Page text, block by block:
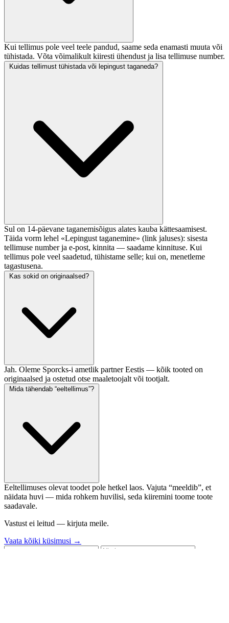
Kui tellimus pole veel teele pandud, saame seda enamasti muuta või
tühistada. Võta võimalikult kiiresti ühendust ja lisa tellimuse number.
Kuidas tellimust tühistada või lepingust taganeda?
Sul on 14-päevane taganemisõigus alates kauba kättesaamisest.
Täida vorm lehel «Lepingust taganemine» (link jaluses): sisesta
tellimuse number ja e-post, kinnita — saadame kinnituse. Kui
tellimus pole veel saadetud, tühistame selle; kui on, menetleme
tagastusena.
Kas sokid on originaalsed?
Jah. Oleme Sporcks-i ametlik partner Eestis — kõik tooted on
originaalsed ja ostetud otse maaletoojalt või tootjalt.
Mida tähendab “eeltellimus”?
Eeltellimuses olevat toodet pole hetkel laos. Vajuta “meeldib”, et
näidata huvi — mida rohkem huvilisi, seda kiiremini toome toote
saadavale.
Vastust ei leitud — kirjuta meile.
Vaata kõiki küsimusi →